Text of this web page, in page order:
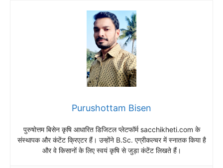
Purushottam Bisen
पुरुषोत्तम बिसेन कृषि आधारित डिजिटल प्लेटफॉर्म sacchikheti.com के
संस्थापक और कंटेंट क्रिएटर हैं। उन्होंने B.Sc. एग्रीकल्चर में स्नातक किया है
और वे किसानों के लिए स्वयं कृषि से जुड़ा कंटेंट लिखते हैं।